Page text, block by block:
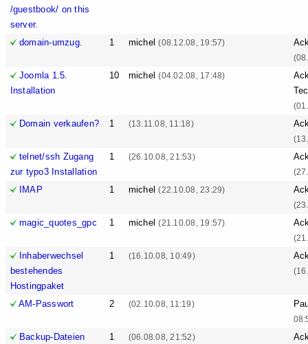
/guestbook/ on this
server.
domain-umzug. 1 michel(08.12.08, 19:57)
Joomla 1.5.
Installation
10 michel(04.02.08, 17:48)
Domain verkaufen? 1 (13.11.08, 11:18)
telnet/ssh Zugang
zur typo3 Installation
1 (26.10.08, 21:53)
IMAP 1 michel(22.10.08, 23:29)
magic_quotes_gpc 1 michel(21.10.08, 19:57)
Inhaberwechsel
bestehendes
Hostingpaket
1 (16.10.08, 10:49)
AM-Passwort 2 (02.10.08, 11:19)
Backup-Dateien 1 (06.08.08, 21:52)